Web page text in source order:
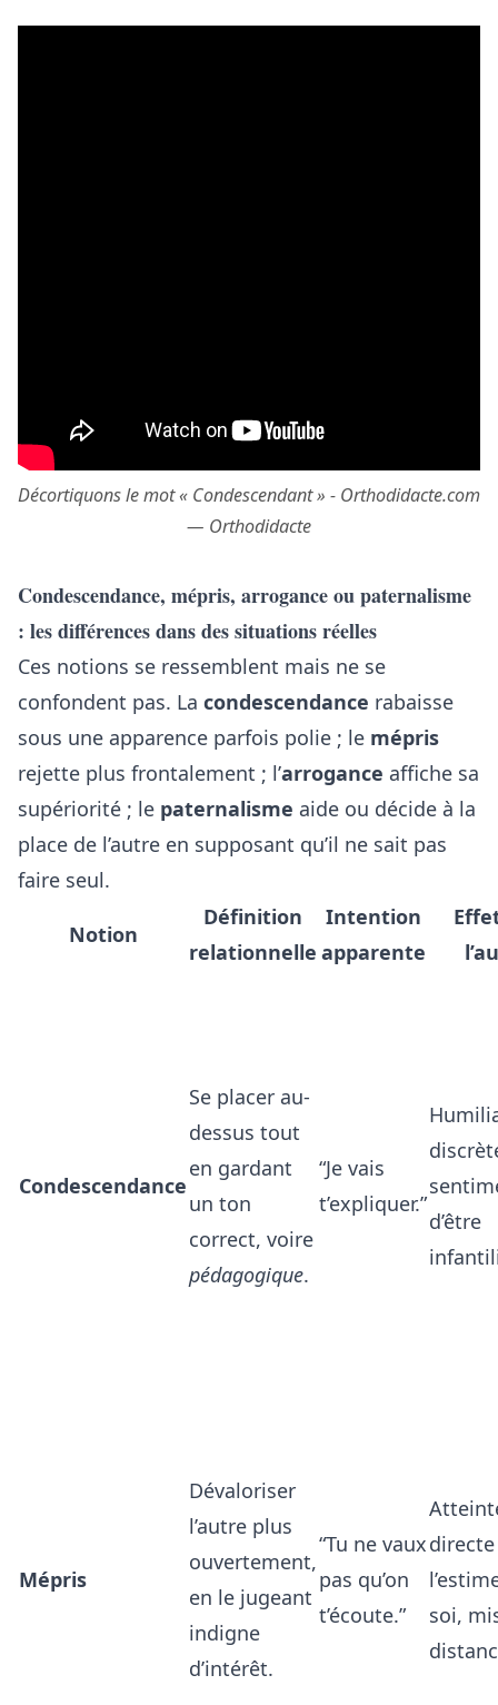
Décortiquons le mot « Condescendant » - Orthodidacte.com
— Orthodidacte
Condescendance, mépris, arrogance ou paternalisme
: les différences dans des situations réelles
Ces notions se ressemblent mais ne se
confondent pas. La condescendance rabaisse
sous une apparence parfois polie ; le mépris
rejette plus frontalement ; l’arrogance affiche sa
supériorité ; le paternalisme aide ou décide à la
place de l’autre en supposant qu’il ne sait pas
faire seul.
Notion
Définition
relationnelle
Intention
apparente
Condescendance
Se placer au-
dessus tout
en gardant
un ton
correct, voire
pédagogique.
“Je vais
t’expliquer.”
d’être
Mépris
Dévaloriser
l’autre plus
ouvertement,
en le jugeant
indigne
d’intérêt.
“Tu ne vaux
pas qu’on
t’écoute.”
soi,